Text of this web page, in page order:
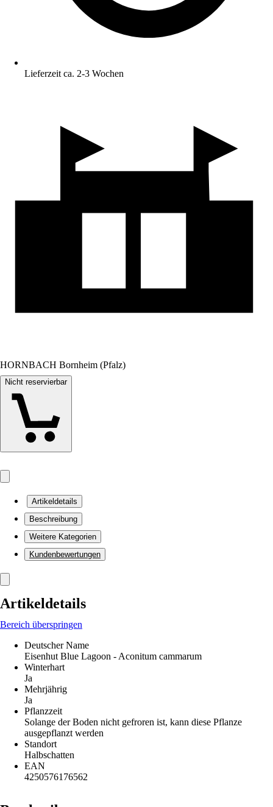
Lieferzeit ca. 2-3 Wochen
HORNBACH Bornheim (Pfalz)
Nicht reservierbar
Artikeldetails
Beschreibung
Weitere Kategorien
Kundenbewertungen
Artikeldetails
Bereich überspringen
Deutscher Name
Eisenhut Blue Lagoon - Aconitum cammarum
Winterhart
Ja
Mehrjährig
Ja
Pflanzzeit
Solange der Boden nicht gefroren ist, kann diese Pflanze
ausgepflanzt werden
Standort
Halbschatten
EAN
4250576176562